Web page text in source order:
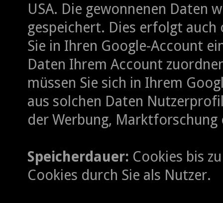
USA. Die gewonnenen Daten
gespeichert. Dies erfolgt
Sie in Ihren Google-Account
Daten Ihrem Account
müssen Sie sich in Ihrem
aus solchen Daten
der Werbung,
Speicherdauer: Cookies bis
Cookies durch Sie als Nutzer.